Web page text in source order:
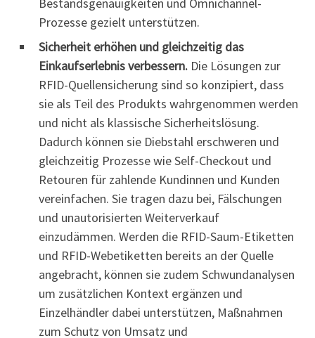
Prozesse gezielt unterstützen.
Sicherheit erhöhen und gleichzeitig das
Einkaufserlebnis verbessern. Die Lösungen zur
RFID-Quellensicherung sind so konzipiert, dass
sie als Teil des Produkts wahrgenommen werden
und nicht als klassische Sicherheitslösung.
Dadurch können sie Diebstahl erschweren und
gleichzeitig Prozesse wie Self-Checkout und
Retouren für zahlende Kundinnen und Kunden
vereinfachen. Sie tragen dazu bei, Fälschungen
und unautorisierten Weiterverkauf
einzudämmen. Werden die RFID-Saum-Etiketten
und RFID-Webetiketten bereits an der Quelle
angebracht, können sie zudem Schwundanalysen
um zusätzlichen Kontext ergänzen und
Einzelhändler dabei unterstützen, Maßnahmen
zum Schutz von Umsatz und